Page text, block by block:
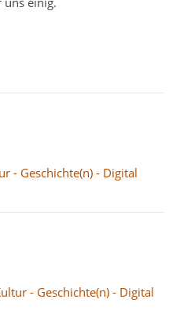
- Geschichte(n) - Digital
- Geschichte(n) - Digital